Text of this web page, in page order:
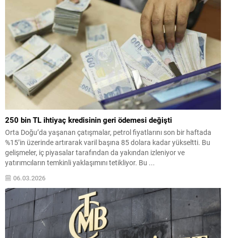
250 bin TL ihtiyaç kredisinin geri ödemesi değişti
Orta Doğu’da yaşanan çatışmalar, petrol fiyatlarını son bir haftada
%15’in üzerinde artırarak varil başına 85 dolara kadar yükseltti. Bu
gelişmeler, iç piyasalar tarafından da yakından izleniyor ve
yatırımcıların temkinli yaklaşımını tetikliyor. Bu ...
06.03.2026